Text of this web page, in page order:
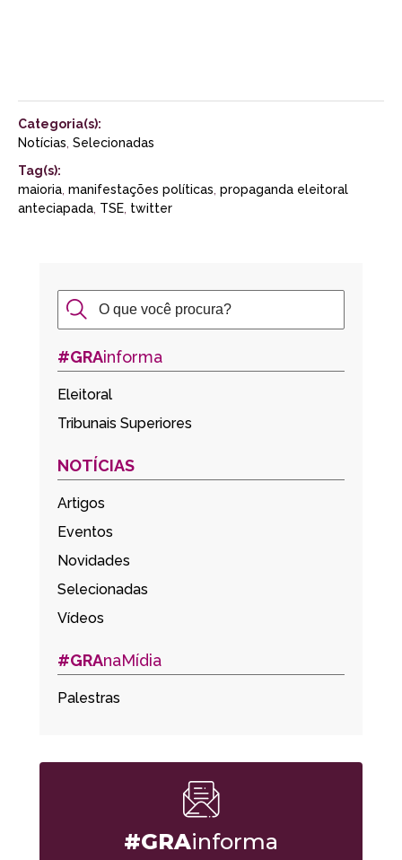
Categoria(s):
Notícias Selecionadas
Tag(s):
maioria manifestações políticas propaganda eleitoral
anteciapada TSE twitter
#GRAinforma
Eleitoral
Tribunais Superiores
NOTÍCIAS
Artigos
Eventos
Novidades
Selecionadas
Vídeos
#GRAnaMídia
Palestras
#GRAinforma